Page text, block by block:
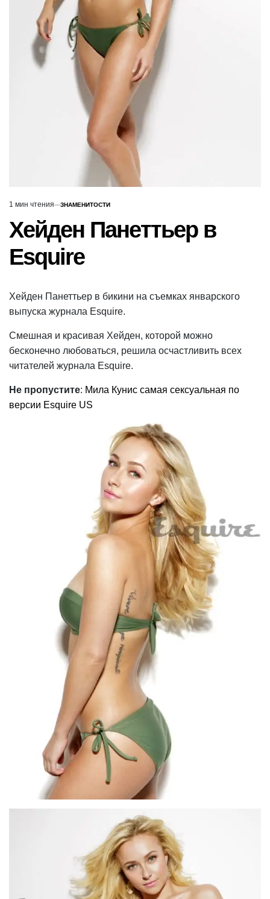
Расчётное
время
чтения
1 мин чтения
ОПУБЛИКОВАНО
ЗНАМЕНИТОСТИ
Хейден Панеттьер в
Esquire
Хейден Панеттьер в бикини на съемках январского
выпуска журнала Esquire.
Смешная и красивая Хейден, которой можно
бесконечно любоваться, решила осчастливить всех
читателей журнала Esquire.
Не пропустите: Мила Кунис самая сексуальная по
версии Esquire US